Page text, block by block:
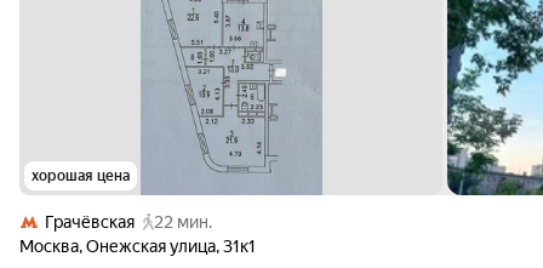
хорошая цена
Грачёвская
22 мин.
Москва,Онежская улица,31к1